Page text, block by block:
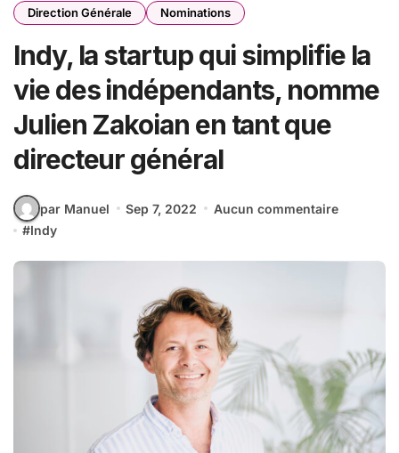
Direction Générale Nominations
Indy, la startup qui simplifie la
vie des indépendants, nomme
Julien Zakoian en tant que
directeur général
par Manuel Sep 7, 2022
Aucun commentaire
#Indy